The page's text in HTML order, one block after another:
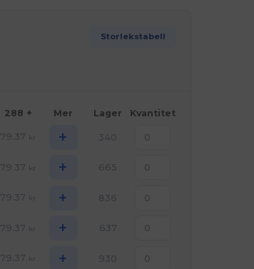
Storlekstabell
288 + Mer Lager Kvantitet
79.37 kr + 340
79.37 kr + 665
79.37 kr + 836
79.37 kr + 637
79.37 kr + 930